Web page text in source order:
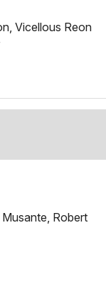
Vicellous Reon
Robert